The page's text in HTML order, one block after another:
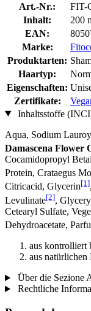
Art.-Nr.:
FIT-
Inhalt:
200
EAN:
Marke:
Produktarten:
Haartyp:
Eigenschaften:
Zertifikate:
Inhaltsstoffe
Aqua, Sodium
Damascena Flower
Cocamidopropyl
Protein, Crataegus
Citricacid, Glycerin[1]
Levulinate[2],
Cetearyl Sulfate,
Dehydroacetate,
aus kontrolliert
aus natürlichen
Über die Sezione
Rechtliche